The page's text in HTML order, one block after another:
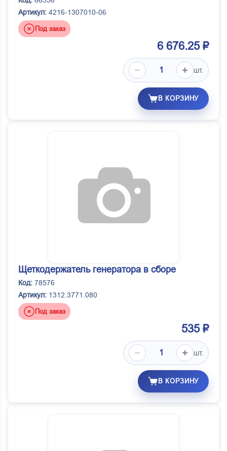
Артикул: 4216-1307010-06
Под заказ
6 676.25 ₽
шт.
В КОРЗИНУ
Щеткодержатель генератора в сборе
Код: 78576
Артикул: 1312.3771.080
Под заказ
535 ₽
шт.
В КОРЗИНУ